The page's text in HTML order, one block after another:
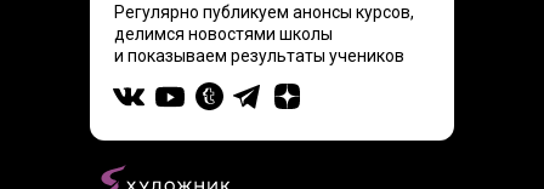
Регулярно публикуем анонсы курсов,
делимся новостями школы
и показываем результаты учеников